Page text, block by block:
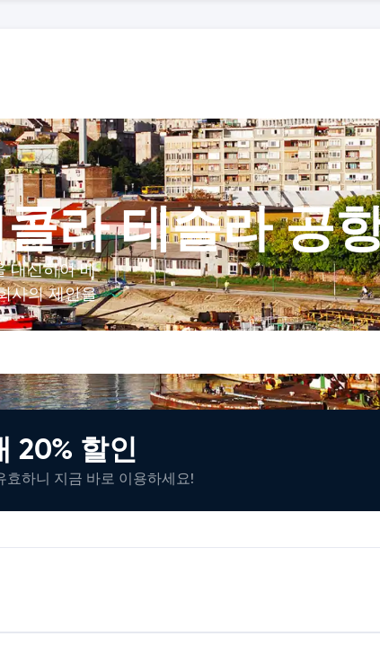
라 테슬라 공
대신하여 베
사의 제안을
20% 할인
효하니 지금 바로 이용하세요!